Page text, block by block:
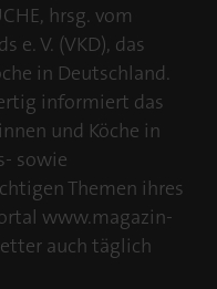
hrsg. vom
e. V. (VKD), das
in Deutschland.
informiert das
und Köche in
sowie
Themen ihres
www.magazin-
auch täglich